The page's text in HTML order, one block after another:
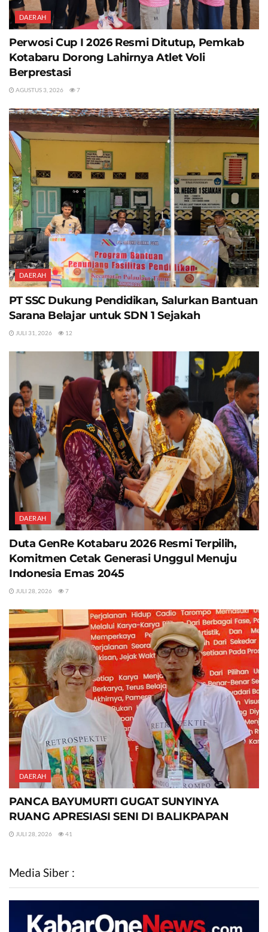
DAERAH
Perwosi Cup I 2026 Resmi Ditutup, Pemkab
Kotabaru Dorong Lahirnya Atlet Voli
Berprestasi
AGUSTUS 3, 2026 7
DAERAH
PT SSC Dukung Pendidikan, Salurkan Bantuan
Sarana Belajar untuk SDN 1 Sejakah
JULI 31, 2026 12
DAERAH
Duta GenRe Kotabaru 2026 Resmi Terpilih,
Komitmen Cetak Generasi Unggul Menuju
Indonesia Emas 2045
JULI 28, 2026 7
DAERAH
PANCA BAYUMURTI GUGAT SUNYINYA
RUANG APRESIASI SENI DI BALIKPAPAN
JULI 28, 2026 41
Media Siber :